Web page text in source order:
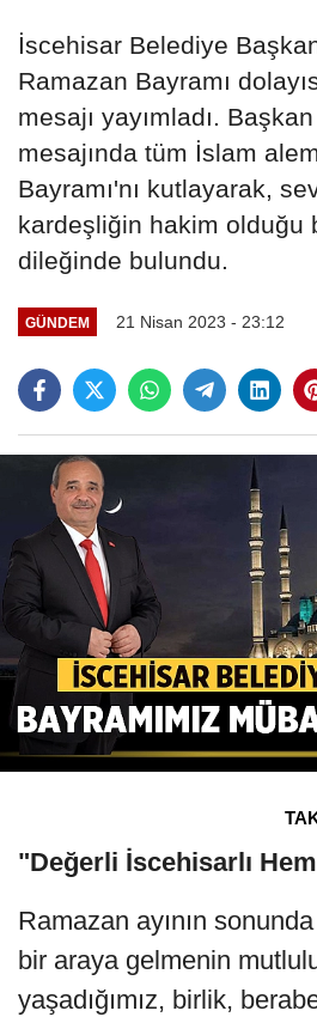
İscehisar Belediye
Ramazan Bayramı
mesajı yayımladı.
mesajında tüm İslam
Bayramı'nı kutlayarak,
kardeşliğin hakim olduğu
dileğinde bulundu.
GÜNDEM 21 Nisan 2023 - 23:12
"Değerli İscehisarlı
Ramazan ayının
bir araya gelmenin
yaşadığımız, birlik,